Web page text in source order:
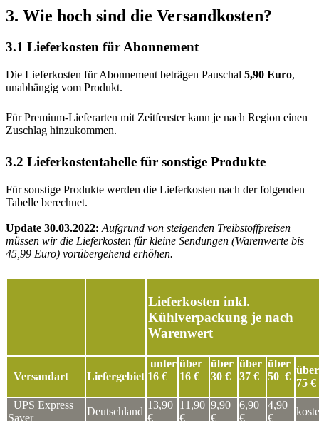
3. Wie hoch sind die Versandkosten?
3.1 Lieferkosten für Abonnement
Die Lieferkosten für Abonnement beträgen Pauschal 5,90 Euro,
unabhängig vom Produkt.
Für Premium-Lieferarten mit Zeitfenster kann je nach Region einen
Zuschlag hinzukommen.
3.2 Lieferkostentabelle für sonstige Produkte
Für sonstige Produkte werden die Lieferkosten nach der folgenden
Tabelle berechnet.
Update 30.03.2022: Aufgrund von steigenden Treibstoffpreisen
müssen wir die Lieferkosten für kleine Sendungen (Warenwerte bis
45,99 Euro) vorübergehend erhöhen.
Lieferkosten inkl.
Kühlverpackung je nach
Warenwert
Versandart Liefergebiet
unter
16 €
über
16 €
über
30 €
über
37 €
über
50 €
über
75
UPS Express
Saver
Deutschland
13,90
€
11,90
€
9,90
€
6,90
€
4,90
€